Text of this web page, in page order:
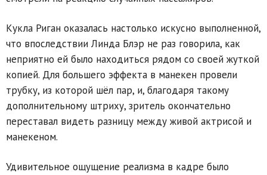
Кукла Риган оказалась настолько искусно выполненной,
что впоследствии Линда Блэр не раз говорила, как
неприятно ей было находиться рядом со своей жуткой
копией. Для большего эффекта в манекен провели
трубку, из которой шёл пар, и, благодаря такому
дополнительному штриху, зритель окончательно
переставал видеть разницу между живой актрисой и
манекеном.
Удивительное ощущение реализма в кадре было